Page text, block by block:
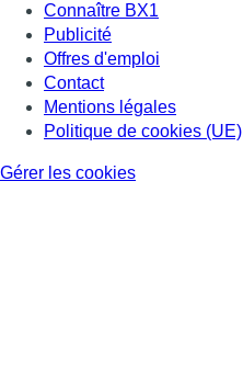
Connaître BX1
Publicité
Offres d'emploi
Contact
Mentions légales
Politique de cookies (UE)
Gérer les cookies